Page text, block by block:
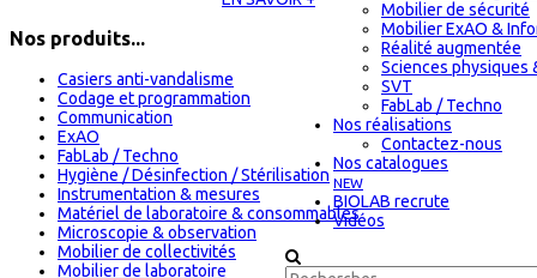
Mobilier de sécurité
Mobilier ExAO &
Réalité augmentée
Sciences physiques
SVT
FabLab / Techno
Nos réalisations
Contactez-nous
Nos catalogues
NEW
BIOLAB recrute
Vidéos
Nos produits...
Casiers anti-vandalisme
Codage et programmation
Communication
ExAO
FabLab / Techno
Hygiène / Désinfection / Stérilisation
Instrumentation & mesures
Matériel de laboratoire & consommables
Microscopie & observation
Mobilier de collectivités
Mobilier de laboratoire